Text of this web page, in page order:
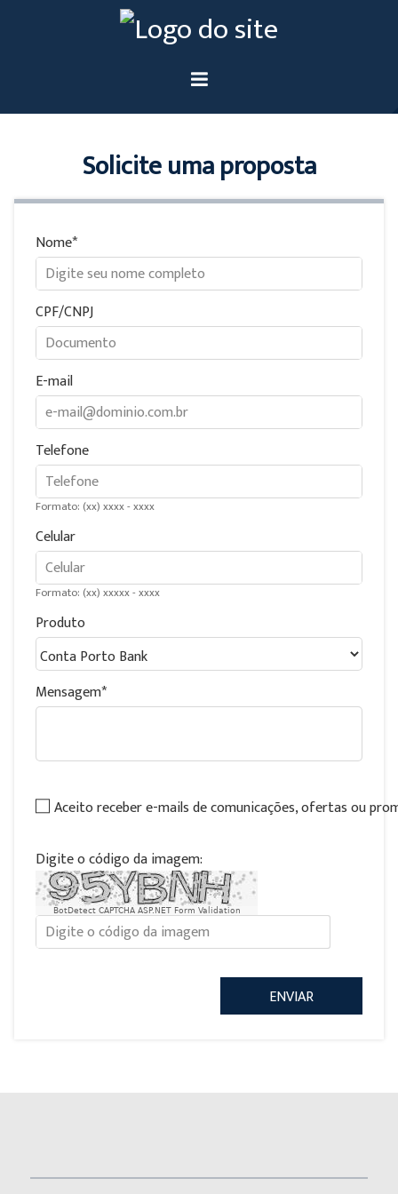
Solicite uma proposta
Nome
CPF/CNPJ
E-mail
Telefone
Formato: (xx) xxxx - xxxx
Celular
Formato: (xx) xxxxx - xxxx
Produto
Mensagem
Aceito receber e-mails de comunicações, ofertas ou
Digite o código da imagem:
BotDetect CAPTCHA ASP.NET Form Validation
ENVIAR